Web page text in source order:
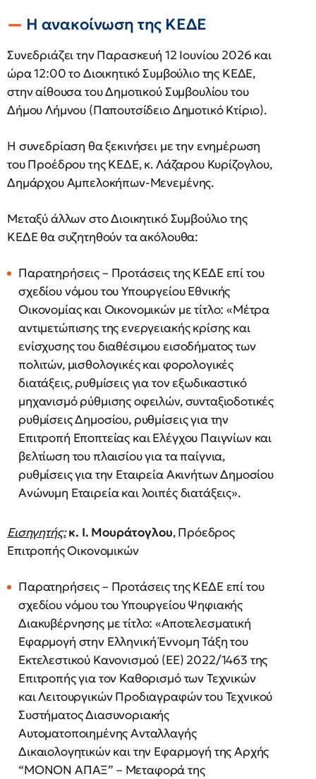
Η ανακοίνωση της ΚΕΔΕ
Συνεδριάζει την Παρασκευή 12 Ιουνίου 2026 και
ώρα 12:00 το Διοικητικό Συμβούλιο της ΚΕΔΕ,
στην αίθουσα του Δημοτικού Συμβουλίου του
Δήμου Λήμνου (Παπουτσίδειο Δημοτικό Κτίριο).
Η συνεδρίαση θα ξεκινήσει με την ενημέρωση
του Προέδρου της ΚΕΔΕ, κ. Λάζαρου Κυρίζογλου,
Δημάρχου Αμπελοκήπων-Μενεμένης.
Μεταξύ άλλων στο Διοικητικό Συμβούλιο της
ΚΕΔΕ θα συζητηθούν τα ακόλουθα:
Παρατηρήσεις – Προτάσεις της ΚΕΔΕ επί του
σχεδίου νόμου του Υπουργείου Εθνικής
Οικονομίας και Οικονομικών με τίτλο: «Μέτρα
αντιμετώπισης της ενεργειακής κρίσης και
ενίσχυσης του διαθέσιμου εισοδήματος των
πολιτών, μισθολογικές και φορολογικές
διατάξεις, ρυθμίσεις για τον εξωδικαστικό
μηχανισμό ρύθμισης οφειλών, συνταξιοδοτικές
ρυθμίσεις Δημοσίου, ρυθμίσεις για την
Επιτροπή Εποπτείας και Ελέγχου Παιγνίων και
βελτίωση του πλαισίου για τα παίγνια,
ρυθμίσεις για την Εταιρεία Ακινήτων Δημοσίου
Ανώνυμη Εταιρεία και λοιπές διατάξεις».
Εισηγητής: κ. Ι. Μουράτογλου, Πρόεδρος
Επιτροπής Οικονομικών
Παρατηρήσεις – Προτάσεις της ΚΕΔΕ επί του
σχεδίου νόμου του Υπουργείου Ψηφιακής
Διακυβέρνησης με τίτλο: «Αποτελεσματική
Εφαρμογή στην Ελληνική Έννομη Τάξη του
Εκτελεστικού Κανονισμού (ΕΕ) 2022/1463 της
Επιτροπής για τον Καθορισμό των Τεχνικών
και Λειτουργικών Προδιαγραφών του Τεχνικού
Συστήματος Διασυνοριακής
Αυτοματοποιημένης Ανταλλαγής
Δικαιολογητικών και την Εφαρμογή της Αρχής
“ΜΟΝΟΝ ΑΠΑΞ” – Μεταφορά της